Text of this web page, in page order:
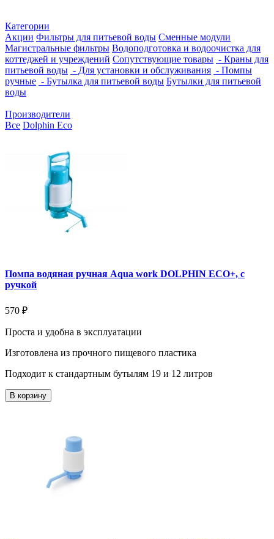
Категории
Акции Фильтры для питьевой воды Сменные модули
Магистральные фильтры Водоподготовка и водоочистка для
коттеджей и учреждений Сопутствующие товары - Краны для
питьевой воды - Для установки и обслуживания - Помпы
ручные - Бутылка для питьевой воды Бутылки для питьевой
воды
Производители
Все Dolphin Eco
Помпа водяная ручная Aqua work DOLPHIN ECO+, с
ручкой
570 ₽
Проста и удобна в эксплуатации
Изготовлена из прочного пищевого пластика
Подходит к стандартным бутылям 19 и 12 литров
В корзину